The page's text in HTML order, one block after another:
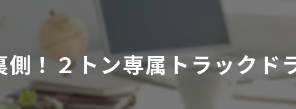
高
！２トン専属トラックド